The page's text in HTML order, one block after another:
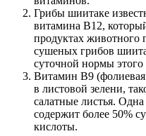
Грибы шиитаке
витамина B12,
продуктах животного
сушеных грибов
суточной нормы этого
Витамин B9
в листовой зелени,
салатные листья.
содержит более 50%
кислоты.